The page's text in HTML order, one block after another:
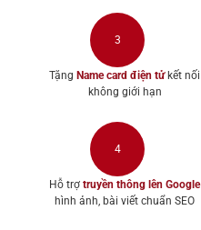
3
Tặng Name card điện tử kết nối
không giới hạn
4
Hỗ trợ truyền thông lên Google
hình ảnh, bài viết chuẩn SEO